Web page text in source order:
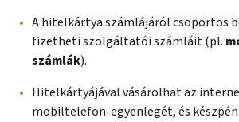
A hitelkártya számlájáról csoportos
fizetheti szolgáltatói számláit (pl.
számlák).
Hitelkártyájával vásárolhat az
mobiltelefon-egyenlegét, és